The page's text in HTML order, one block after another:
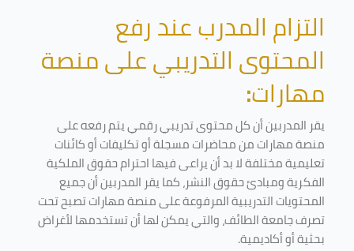
التزام المدرب عند رفع
المحتوى التدريبي على منصة
مهارات:
يقر المدربين أن كل محتوى تدريبي رقمي يتم رفعه على
منصة مهارات من محاضرات مسجلة أو تكليفات أو كائنات
تعليمية مختلفة لا بد أن يراعى فيها احترام حقوق الملكية
الفكرية ومبادئ حقوق النشر، كما يقر المدربين أن جميع
المحتويات التدريبية المرفوعة على منصة مهارات تصبح تحت
تصرف جامعة الطائف، والتي يمكن لها أن تستخدمها لأغراض
بحثية أو أكاديمية.